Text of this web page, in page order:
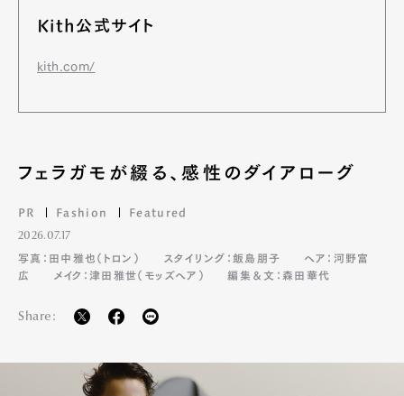
Contact
Pen Meet
Kith公式サイト
kith.com/
フェラガモが綴る、感性のダイアローグ
PR Fashion Featured
2026.07.17
写真：田中雅也（トロン）
スタイリング：飯島朋子
ヘア：河野富
広
メイク：津田雅世（モッズヘア） 編集＆文：森田華代
Share: